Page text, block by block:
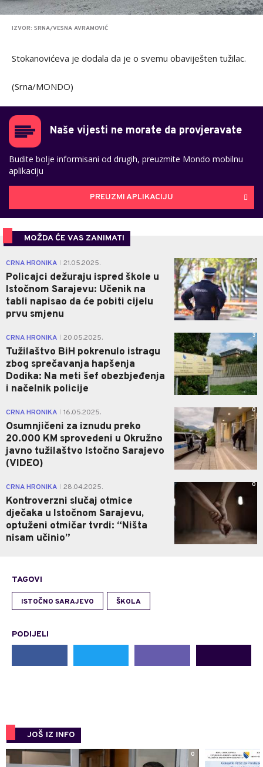
IZVOR: SRNA/VESNA AVRAMOVIĆ
Stokanovićeva je dodala da je o svemu obaviješten tužilac.
(Srna/MONDO)
Naše vijesti ne morate da provjeravate
Budite bolje informisani od drugih, preuzmite Mondo mobilnu
aplikaciju
PREUZMI APLIKACIJU
MOŽDA ĆE VAS ZANIMATI
CRNA HRONIKA 21.05.2025.
Policajci dežuraju ispred škole u
Istočnom Sarajevu: Učenik na
tabli napisao da će pobiti cijelu
prvu smjenu
0
CRNA HRONIKA 20.05.2025.
Tužilaštvo BiH pokrenulo istragu
zbog sprečavanja hapšenja
Dodika: Na meti šef obezbjeđenja
i načelnik policije
3
CRNA HRONIKA 16.05.2025.
Osumnjičeni za iznudu preko
20.000 KM sprovedeni u Okružno
javno tužilaštvo Istočno Sarajevo
(VIDEO)
0
CRNA HRONIKA 28.04.2025.
Kontroverzni slučaj otmice
dječaka u Istočnom Sarajevu,
optuženi otmičar tvrdi: “Ništa
nisam učinio”
0
TAGOVI
ISTOČNO SARAJEVO ŠKOLA
PODIJELI
JOŠ IZ INFO
0